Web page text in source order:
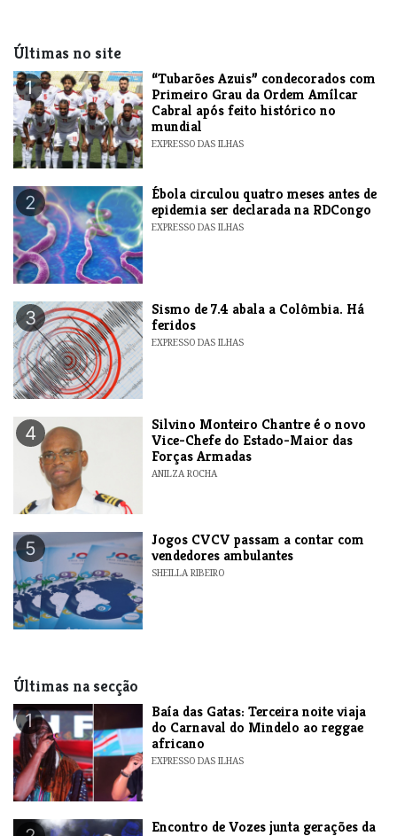
Últimas no site
1
“Tubarões Azuis” condecorados com
Primeiro Grau da Ordem Amílcar
Cabral após feito histórico no
mundial
EXPRESSO DAS ILHAS
2
Ébola circulou quatro meses antes de
epidemia ser declarada na RDCongo
EXPRESSO DAS ILHAS
3
Sismo de 7.4 abala a Colômbia. Há
feridos
EXPRESSO DAS ILHAS
4
Silvino Monteiro Chantre é o novo
Vice-Chefe do Estado-Maior das
Forças Armadas
ANILZA ROCHA
5
Jogos CVCV passam a contar com
vendedores ambulantes
SHEILLA RIBEIRO
Últimas na secção
1
Baía das Gatas: Terceira noite viaja
do Carnaval do Mindelo ao reggae
africano
EXPRESSO DAS ILHAS
Encontro de Vozes junta gerações da